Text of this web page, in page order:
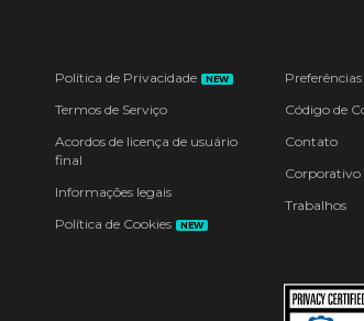
Política de Privacidade NEW
Termos de Serviço
Acordos de licença de usuário
final
Informações legais
Política de Cookies
NEW
Código de
Contato
Corporativo
Trabalhos